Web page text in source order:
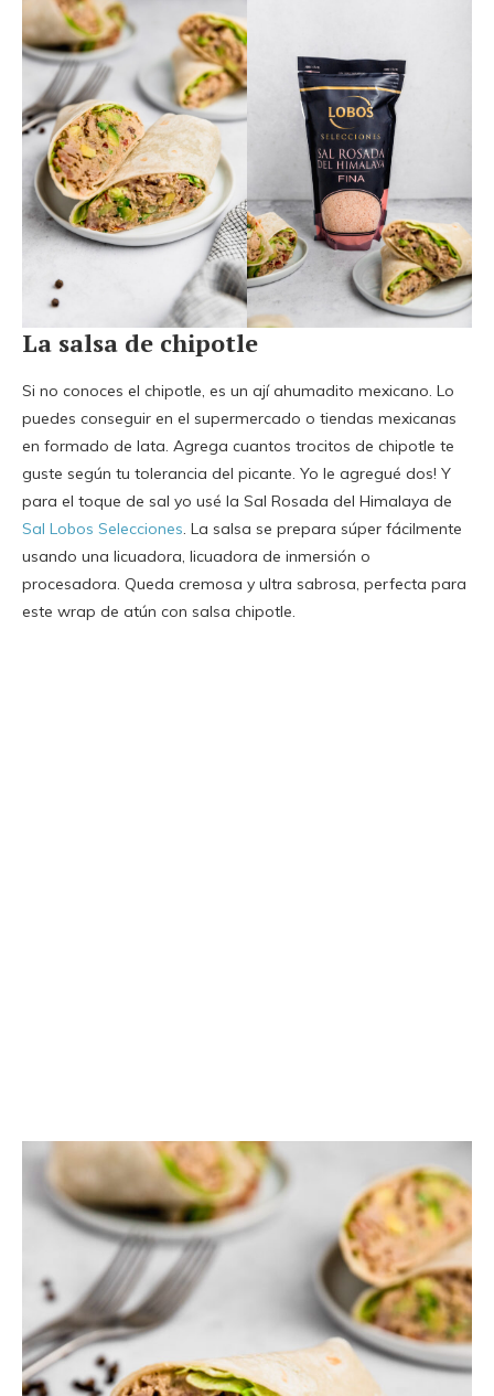
La salsa de chipotle
Si no conoces el chipotle, es un ají ahumadito mexicano. Lo
puedes conseguir en el supermercado o tiendas mexicanas
en formado de lata. Agrega cuantos trocitos de chipotle te
guste según tu tolerancia del picante. Yo le agregué dos! Y
para el toque de sal yo usé la Sal Rosada del Himalaya de
Sal Lobos Selecciones. La salsa se prepara súper fácilmente
usando una licuadora, licuadora de inmersión o
procesadora. Queda cremosa y ultra sabrosa, perfecta para
este wrap de atún con salsa chipotle.